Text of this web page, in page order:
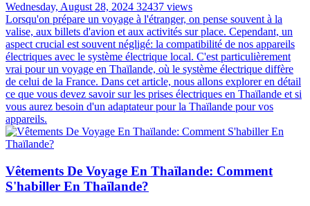
Wednesday, August 28, 2024 32437 views
Lorsqu'on prépare un voyage à l'étranger, on pense souvent à la
valise, aux billets d'avion et aux activités sur place. Cependant, un
aspect crucial est souvent négligé: la compatibilité de nos appareils
électriques avec le système électrique local. C'est particulièrement
vrai pour un voyage en Thaïlande, où le système électrique diffère
de celui de la France. Dans cet article, nous allons explorer en détail
ce que vous devez savoir sur les prises électriques en Thaïlande et si
vous aurez besoin d'un adaptateur pour la Thaïlande pour vos
appareils.
Vêtements De Voyage En Thaïlande: Comment
S'habiller En Thaïlande?